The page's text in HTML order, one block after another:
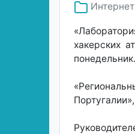
Интернет
хакерских
понедельник.